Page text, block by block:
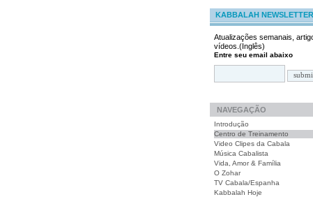
KABBALAH NEWSLETTER
Atualizações semanais,
vídeos.(Inglês)
Entre seu email abaixo
NAVEGAÇÃO
Introdução
Centro de Treinamento
Video Clipes da Cabala
Música Cabalista
Vida, Amor & Família
O Zohar
TV Cabala/Espanha
Kabbalah Hoje